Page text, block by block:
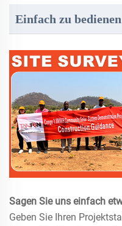
Einfach zu bedienen
Sagen Sie uns einfach
Geben Sie Ihren